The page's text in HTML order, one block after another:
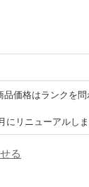
品価格はランクを
にリニューアルし
る